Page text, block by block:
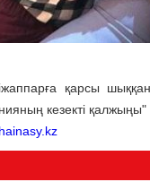
қарсы
кезекті